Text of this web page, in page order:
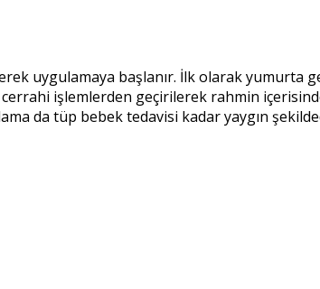
uygulamaya başlanır. İlk olarak yumurta
işlemlerden geçirilerek rahmin
da tüp bebek tedavisi kadar yaygın